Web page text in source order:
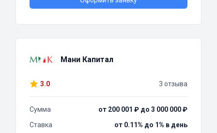
Мани Капитал
3.0 3 отзыва
Сумма
от 200 001 ₽ до 3 000 000 ₽
Ставка
от 0.11% до 1% в день